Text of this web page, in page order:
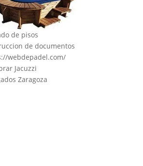
de pisos
de documentos
webdepadel.com/
Jacuzzi
Zaragoza